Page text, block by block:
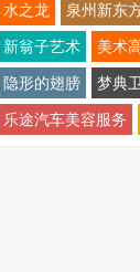
水之龙 泉州新东
新翁子艺术 美术
隐形的翅膀 梦典
乐途汽车美容服务